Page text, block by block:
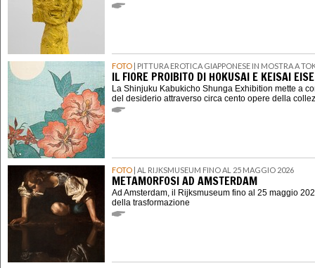
FOTO | PITTURA EROTICA GIAPPONESE IN MOSTRA A
IL FIORE PROIBITO DI HOKUSAI E KEISAI
La Shinjuku Kabukicho Shunga Exhibition mette a
del desiderio attraverso circa cento opere della
FOTO | AL RIJKSMUSEUM FINO AL 25 MAGGIO 2026
METAMORFOSI AD AMSTERDAM
Ad Amsterdam, il Rijksmuseum fino al 25 maggio
della trasformazione